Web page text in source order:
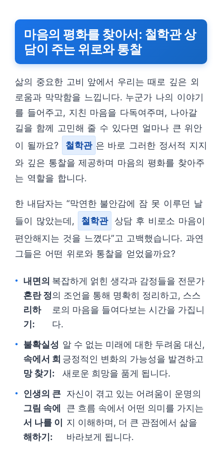
마음의 평화를 찾아서: 철학관 상
담이 주는 위로와 통찰
삶의 중요한 고비 앞에서 우리는 때로 깊은 외
로움과 막막함을 느낍니다. 누군가 나의 이야기
를 들어주고, 지친 마음을 다독여주며, 나아갈
길을 함께 고민해 줄 수 있다면 얼마나 큰 위안
이 될까요?
철학관 은 바로 그러한 정서적 지지
와 깊은 통찰을 제공하며 마음의 평화를 찾아주
는 역할을 합니다.
한 내담자는 “막연한 불안감에 잠 못 이루던 날
들이 많았는데,
철학관
상담 후 비로소 마음이
편안해지는 것을 느꼈다”고 고백했습니다. 과연
그들은 어떤 위로와 통찰을 얻었을까요?
내면의
혼란 정
리하
기:
복잡하게 얽힌 생각과 감정들을 전문가
의 조언을 통해 명확히 정리하고, 스스
로의 마음을 들여다보는 시간을 가집니
다.
불확실성
속에서 희
망 찾기:
알 수 없는 미래에 대한 두려움 대신,
긍정적인 변화의 가능성을 발견하고
새로운 희망을 품게 됩니다.
인생의 큰
그림 속에
서 나를 이
해하기:
자신이 겪고 있는 어려움이 운명의
큰 흐름 속에서 어떤 의미를 가지는
지 이해하며, 더 큰 관점에서 삶을
바라보게 됩니다.